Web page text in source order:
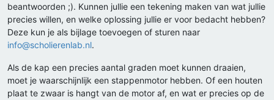
beantwoorden ;). Kunnen jullie een tekening maken van wat jullie
precies willen, en welke oplossing jullie er voor bedacht hebben?
Deze kun je als bijlage toevoegen of sturen naar
info@scholierenlab.nl.
Als de kap een precies aantal graden moet kunnen draaien,
moet je waarschijnlijk een stappenmotor hebben. Of een houten
plaat te zwaar is hangt van de motor af, en wat er precies op de